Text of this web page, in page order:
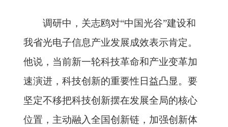
调研中，关志鸥对“中国光谷”建设和
我省光电子信息产业发展成效表示肯定。
他说，当前新一轮科技革命和产业变革加
速演进，科技创新的重要性日益凸显。要
坚定不移把科技创新摆在发展全局的核心
位置，主动融入全国创新链，加强创新体